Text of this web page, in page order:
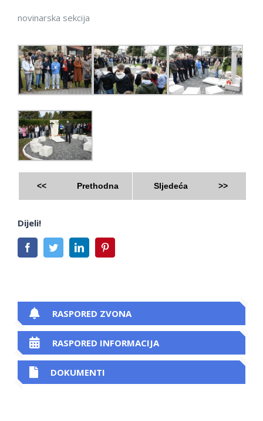
novinarska sekcija
<< Prethodna Sljedeća >>
Dijeli!
FacebookTwitterLinkedIn
RASPORED ZVONA
RASPORED INFORMACIJA
DOKUMENTI